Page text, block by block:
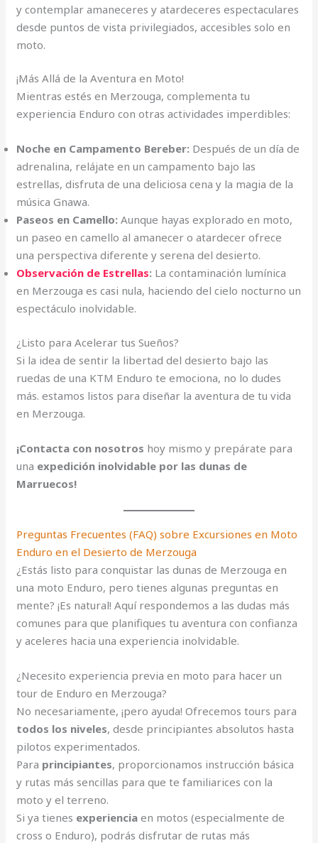
y contemplar amaneceres y atardeceres espectaculares
desde puntos de vista privilegiados, accesibles solo en
moto.
¡Más Allá de la Aventura en Moto!
Mientras estés en Merzouga, complementa tu
experiencia Enduro con otras actividades imperdibles:
Noche en Campamento Bereber: Después de un día de
adrenalina, relájate en un campamento bajo las
estrellas, disfruta de una deliciosa cena y la magia de la
música Gnawa.
Paseos en Camello: Aunque hayas explorado en moto,
un paseo en camello al amanecer o atardecer ofrece
una perspectiva diferente y serena del desierto.
Observación de Estrellas: La contaminación lumínica
en Merzouga es casi nula, haciendo del cielo nocturno un
espectáculo inolvidable.
¿Listo para Acelerar tus Sueños?
Si la idea de sentir la libertad del desierto bajo las
ruedas de una KTM Enduro te emociona, no lo dudes
más. estamos listos para diseñar la aventura de tu vida
en Merzouga.
¡Contacta con nosotros hoy mismo y prepárate para
una expedición inolvidable por las dunas de
Marruecos!
Preguntas Frecuentes (FAQ) sobre Excursiones en Moto
Enduro en el Desierto de Merzouga
¿Estás listo para conquistar las dunas de Merzouga en
una moto Enduro, pero tienes algunas preguntas en
mente? ¡Es natural! Aquí respondemos a las dudas más
comunes para que planifiques tu aventura con confianza
y aceleres hacia una experiencia inolvidable.
¿Necesito experiencia previa en moto para hacer un
tour de Enduro en Merzouga?
No necesariamente, ¡pero ayuda! Ofrecemos tours para
todos los niveles, desde principiantes absolutos hasta
pilotos experimentados.
Para principiantes, proporcionamos instrucción básica
y rutas más sencillas para que te familiarices con la
moto y el terreno.
Si ya tienes experiencia en motos (especialmente de
cross o Enduro), podrás disfrutar de rutas más